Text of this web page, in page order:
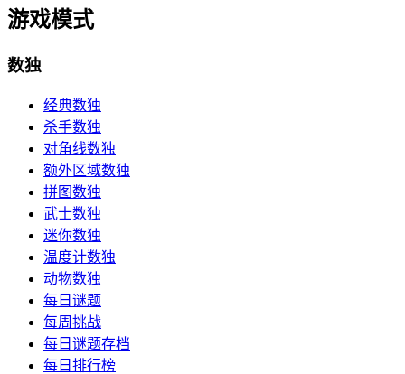
游戏模式
数独
经典数独
杀手数独
对角线数独
额外区域数独
拼图数独
武士数独
迷你数独
温度计数独
动物数独
每日谜题
每周挑战
每日谜题存档
每日排行榜